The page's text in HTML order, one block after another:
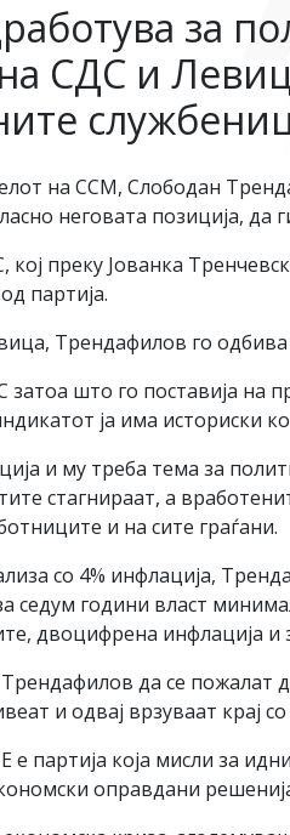
за
СДС и
на ССМ, Слободан
неговата позиција,
преку Јованка
партија.
Трендафилов го
што го поставија на
ја има историски
и му треба тема за
стагнираат, а
и на сите граѓани.
со 4% инфлација,
години власт
двоцифрена инфлација и
да се пожалат
и одвај врзуваат крај со
која мисли за
оправдани